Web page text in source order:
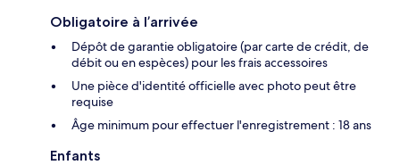
Obligatoire à l’arrivée
Dépôt de garantie obligatoire (par carte de crédit, de
débit ou en espèces) pour les frais accessoires
Une pièce d'identité officielle avec photo peut être
requise
Âge minimum pour effectuer l'enregistrement : 18 ans
Enfants